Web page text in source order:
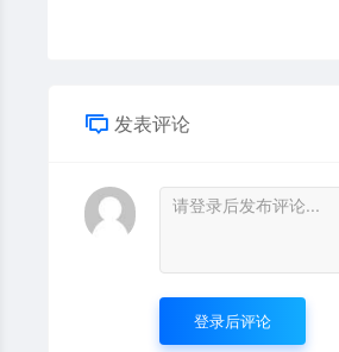
发表评论
登录后评论